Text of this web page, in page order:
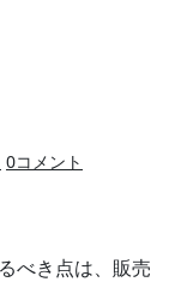
0コメント